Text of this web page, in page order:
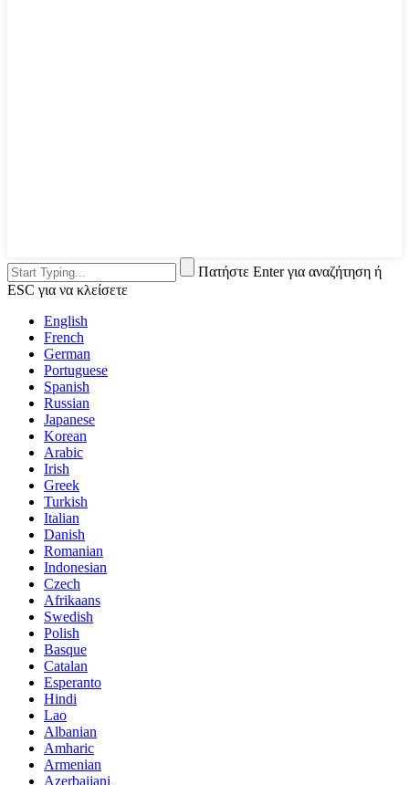
Πατήστε Enter για αναζήτηση ή
ESC για να κλείσετε
English
French
German
Portuguese
Spanish
Russian
Japanese
Korean
Arabic
Irish
Greek
Turkish
Italian
Danish
Romanian
Indonesian
Czech
Afrikaans
Swedish
Polish
Basque
Catalan
Esperanto
Hindi
Lao
Albanian
Amharic
Armenian
Azerbaijani